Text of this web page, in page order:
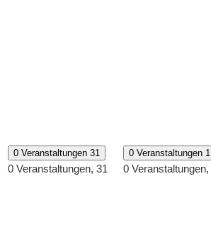
0 Veranstaltungen 31
0 Veranstaltungen, 31
0 Veranstaltungen 1
0 Veranstaltungen,